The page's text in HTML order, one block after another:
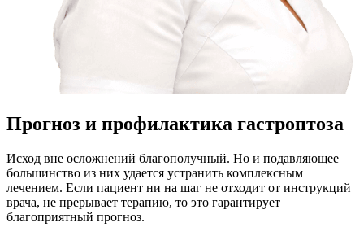
Прогноз и профилактика гастроптоза
Исход вне осложнений благополучный. Но и подавляющее
большинство из них удается устранить комплексным
лечением. Если пациент ни на шаг не отходит от инструкций
врача, не прерывает терапию, то это гарантирует
благоприятный прогноз.